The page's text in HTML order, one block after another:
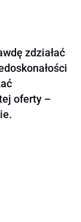
zdziałać
oferty –